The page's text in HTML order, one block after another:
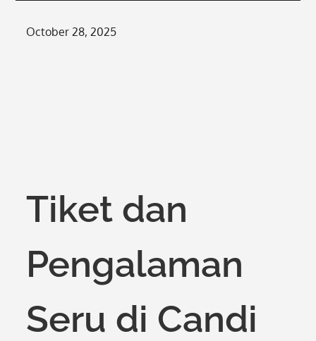
Posted
October 28, 2025
Tiket dan
Pengalaman
Seru di Candi